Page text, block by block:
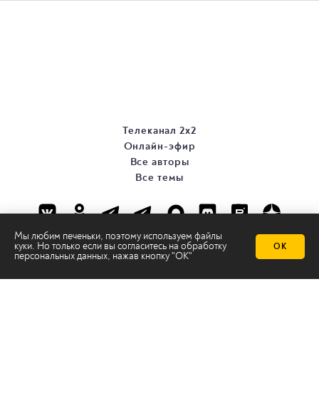
Мы любим печеньки, поэтому используем файлы
куки. Но только если вы согласитесь на обработку
персональных данных, нажав кнопку "ОК"
ОК
Телеканал 2х2
Онлайн-эфир
Все авторы
Все темы